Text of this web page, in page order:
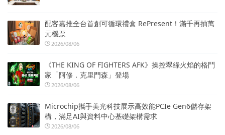
配客嘉推全台首創可循環禮盒 RePresent！滿千再抽萬
元機票
2026/08/06
《THE KING OF FIGHTERS AFK》操控翠綠火焰的格鬥
家「阿修．克里門森」登場
2026/08/06
Microchip攜手美光科技展示高效能PCIe Gen6儲存架
構，滿足AI與資料中心基礎架構需求
2026/08/06